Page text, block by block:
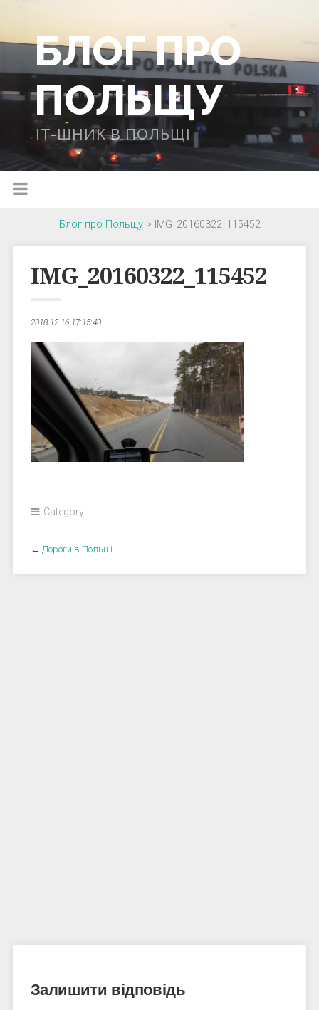
БЛОГ ПРО
ПОЛЬЩУ
IT-ШНИК В ПОЛЬЩІ
Блог про Польщу> IMG_20160322_115452
IMG_20160322_115452
2018-12-16 17:15:40
Category:
← Дороги в Польщі
Залишити відповідь